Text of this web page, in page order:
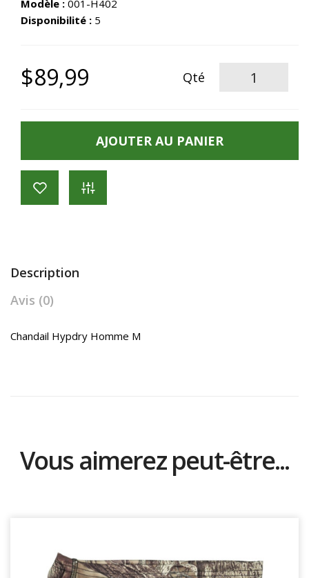
Modèle : 001-H402
Disponibilité : 5
$89,99 Qté
AJOUTER AU PANIER
Description
Avis (0)
Chandail Hypdry Homme M
Vous aimerez peut-être...